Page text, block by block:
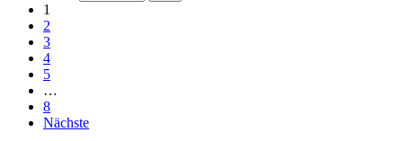
1
2
3
4
5
…
8
Nächste